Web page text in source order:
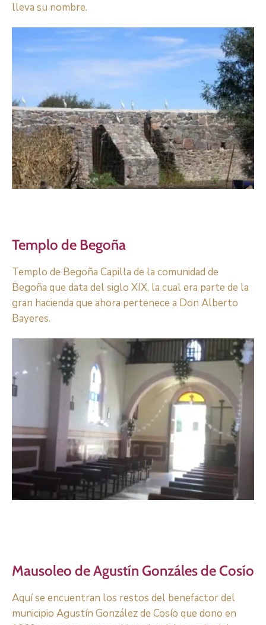
lleva su nombre.
Templo de Begoña
Templo de Begoña Capilla de la comunidad de
Begoña que data del siglo XIX, la cual era parte de la
gran hacienda que ahora pertenece a Don Alberto
Bayeres.
Mausoleo de Agustín Gonzáles de Cosío
Aquí se encuentran los restos del benefactor del
municipio Agustín González de Cosío que dono en